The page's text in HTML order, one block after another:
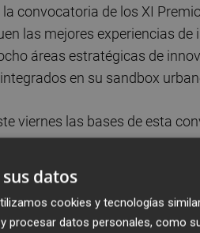
convocatoria de los XI
las mejores experiencias de
áreas estratégicas de
en su sandbox
viernes las bases de esta
Carlos Caballero
datos
cookies y tecnologías
procesar datos personales, como